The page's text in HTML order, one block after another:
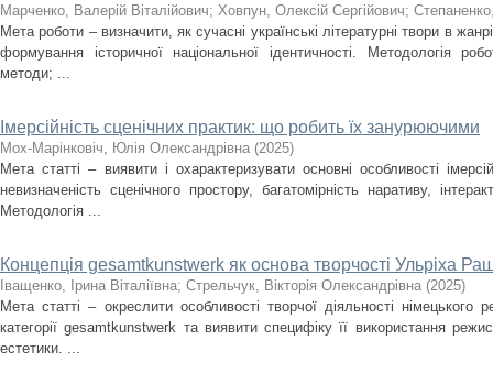
Марченко, Валерій Віталійович; Ховпун, Олексій Сергійович;
Мета роботи – визначити, як сучасні українські літературні твори в
формування історичної національної ідентичності. Методологія
методи; ...
Імерсійність сценічних практик: що робить їх занурюючими
Мох-Марінковіч, Юлія Олександрівна (2025)
Мета статті – виявити і охарактеризувати основні особливості
невизначеність сценічного простору, багатомірність наративу,
Методологія ...
Концепція gesamtkunstwerk як основа творчості Ульріха
Іващенко, Ірина Віталіївна; Стрельчук, Вікторія Олександрівна (2025)
Мета статті – окреслити особливості творчої діяльності
категорії gesamtkunstwerk та виявити специфіку її використання
естетики. ...